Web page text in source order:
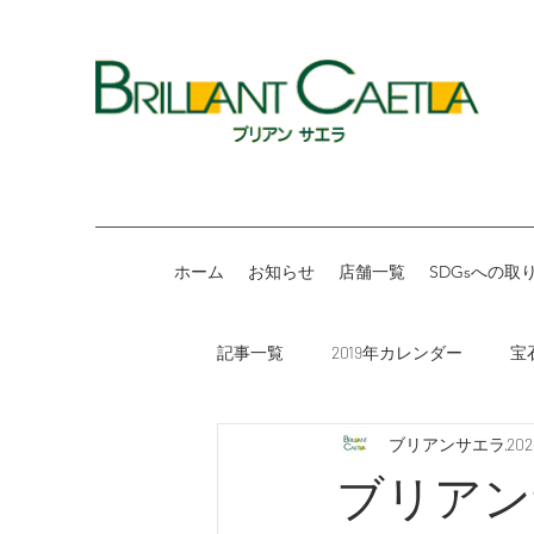
ホーム お知らせ 店舗一覧 SDGsへの取
記事一覧 2019年カレンダー 宝
2023年カレンダー メディア掲
ブリア
ブリアンサエラ